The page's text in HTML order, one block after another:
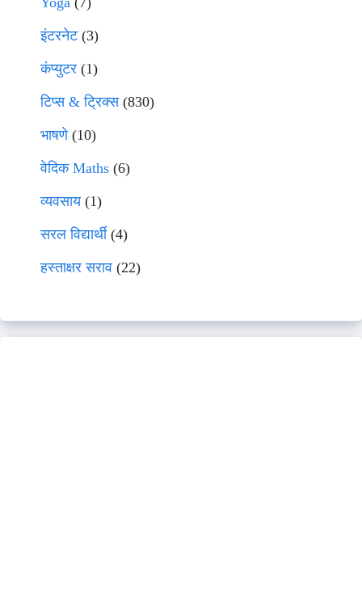
इंटरनेट(3)
कंप्युटर (1)
टिप्स & ट्रिक्स(830)
भाषणे(10)
वेदिक Maths (6)
व्यवसाय(1)
सरल विद्यार्थी(4)
हस्ताक्षर सराव (22)